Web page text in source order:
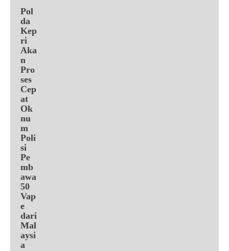
Pol
da
Kep
ri
Aka
n
Pro
ses
Cep
at
Ok
nu
m
Poli
si
Pe
mb
awa
50
Vap
e
dari
Mal
aysi
a